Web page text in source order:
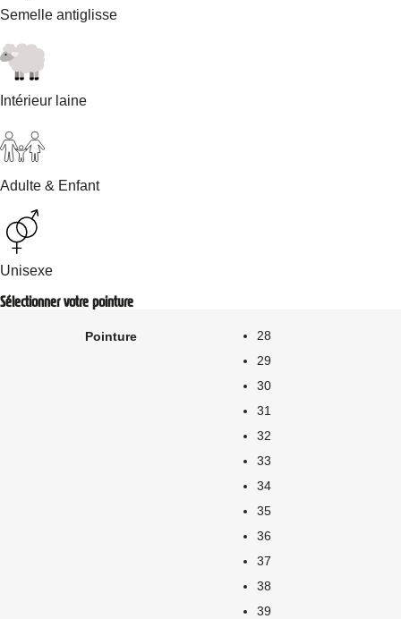
Semelle antiglisse
Intérieur laine
Adulte & Enfant
Unisexe
Sélectionner votre pointure
Pointure
28
29
30
31
32
33
34
35
36
37
38
39